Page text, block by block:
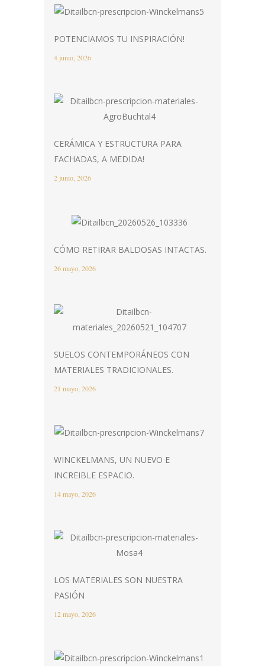
POTENCIAMOS TU INSPIRACIÓN!
4 junio, 2026
CERÁMICA Y ESTRUCTURA PARA
FACHADAS, A MEDIDA!
2 junio, 2026
CÓMO RETIRAR BALDOSAS INTACTAS.
26 mayo, 2026
SUELOS CONTEMPORÁNEOS CON
MATERIALES TRADICIONALES.
21 mayo, 2026
WINCKELMANS, UN NUEVO E
INCREIBLE ESPACIO.
14 mayo, 2026
LOS MATERIALES SON NUESTRA
PASIÓN
12 mayo, 2026